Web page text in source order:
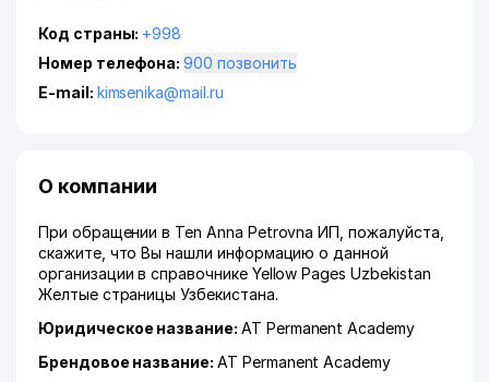
Код страны: +998
Номер телефона:900 позвонить
E-mail: kimsenika@mail.ru
О компании
При обращении в Ten Anna Petrovna ИП, пожалуйста,
скажите, что Вы нашли информацию о данной
организации в справочнике Yellow Pages Uzbekistan
Желтые страницы Узбекистана.
Юридическое название: AT Permanent Academy
Брендовое название: AT Permanent Academy